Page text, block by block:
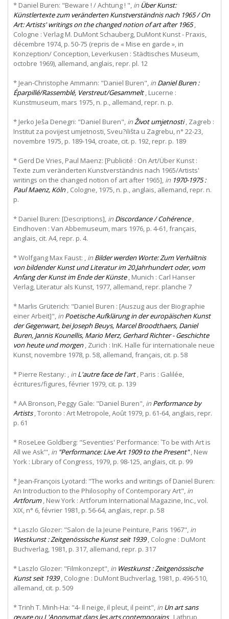
* Daniel Buren: "Beware ! / Achtung ! ", in Über Kunst:
Künstlertexte zum veränderten Kunstverständnis nach 1965 / On
Art: Artists' writings on the changed notion of art after 1965,
Cologne : Verlag M. DuMont Schauberg, DuMont Kunst - Praxis,
décembre 1974, p. 50-75 (repris de « Mise en garde », in
Konzeption/ Conception, Leverkusen : Städtisches Museum,
octobre 1969), allemand, anglais, repr. pl. 12
* Jean-Christophe Ammann: "Daniel Buren", in Daniel Buren :
Éparpillé/Rassemblé, Verstreut/Gesammelt, Lucerne :
Kunstmuseum, mars 1975, n. p., allemand, repr. n. p.
* Jerko Ješa Denegri: "Daniel Buren", inŽivot umjetnosti, Zagreb :
Institut za povijest umjetnosti, Sveu?ilišta u Zagrebu, n° 22-23,
novembre 1975, p. 189-194, croate, cit. p. 192, repr. p. 189
* Gerd De Vries, Paul Maenz: [Publicité : On Art/Über Kunst :
Texte zum veränderten Kunstverständnis nach 1965/Artists'
writings on the changed notion of art after 1965], in 1970-1975 :
Paul Maenz, Köln, Cologne, 1975, n. p., anglais, allemand, repr. n.
p.
* Daniel Buren: [Descriptions], in Discordance / Cohérence,
Eindhoven : Van Abbemuseum, mars 1976, p. 4-61, français,
anglais, cit. A4, repr. p. 4.
* Wolfgang Max Faust: , in Bilder werden Worte: Zum Verhältnis
von bildender Kunst und Literatur im 20.Jahrhundert oder, vom
Anfang der Kunst im Ende der Künste, Munich : Carl Hanser
Verlag, Literatur als Kunst, 1977, allemand, repr. planche 7
* Marlis Grüterich: "Daniel Buren : [Auszug aus der Biographie
einer Arbeit]", in Poetische Aufklärung in der europäischen Kunst
der Gegenwart, bei Joseph Beuys, Marcel Broodthaers, Daniel
Buren, Jannis Kounellis, Mario Merz, Gerhard Richter - Geschichte
von heute und morgen, Zurich : InK. Halle für internationale neue
Kunst, novembre 1978, p. 58, allemand, français, cit. p. 58
* Pierre Restany: , in L'autre face de l'art, Paris : Galilée,
écritures/figures, février 1979, cit. p. 139
* AA Bronson, Peggy Gale: "Daniel Buren", in Performance by
Artists, Toronto : Art Metropole, Août 1979, p. 61-64, anglais, repr.
p. 61
* RoseLee Goldberg: "Seventies' Performance: ‛To be with Art is
All we Ask’", in "Performance: Live Art 1909 to the Present", New
York : Library of Congress, 1979, p. 98-125, anglais, cit. p. 99
* Jean-François Lyotard: "The works and writings of Daniel Buren:
An Introduction to the Philosophy of Contemporary Art", in
Artforum, New York : Artforum International Magazine, Inc., vol.
XIX, n° 6, février 1981, p. 56-64, anglais, repr. p. 58
* Laszlo Glozer: "Salon de la Jeune Peinture, Paris 1967", in
Westkunst : Zeitgenössische Kunst seit 1939, Cologne : DuMont
Buchverlag, 1981, p. 317, allemand, repr. p. 317
* Laszlo Glozer: "Filmkonzept", in Westkunst : Zeitgenössische
Kunst seit 1939, Cologne : DuMont Buchverlag, 1981, p. 496-510,
allemand, cit. p. 509
* Trinh T. Minh-Ha: "4- Il neige, il pleut, il peint", in Un art sans
œuvre ou L'Anonymat dans les arts contemporains, Lathrup